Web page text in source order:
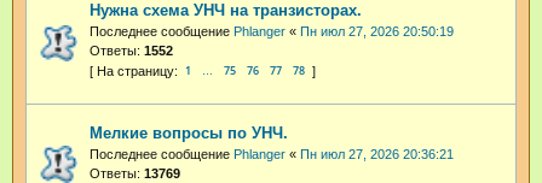
Нужна схема УНЧ на транзисторах.
Последнее сообщение Phlanger « Пн июл 27, 2026 20:50:19
Ответы: 1552
1 … 75 76 77 78
Мелкие вопросы по УНЧ.
Последнее сообщение Phlanger « Пн июл 27, 2026 20:36:21
Ответы: 13769